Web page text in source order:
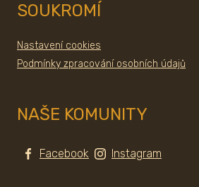
SOUKROMÍ
Nastavení cookies
Podmínky zpracování osobních údajů
NAŠE KOMUNITY
Facebook Instagram